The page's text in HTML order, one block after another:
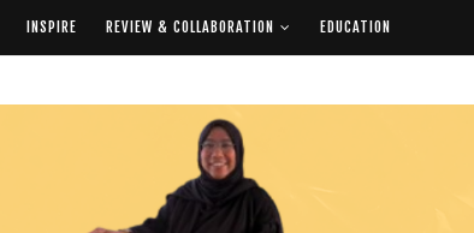
INSPIRE REVIEW & COLLABORATION EDUCATION